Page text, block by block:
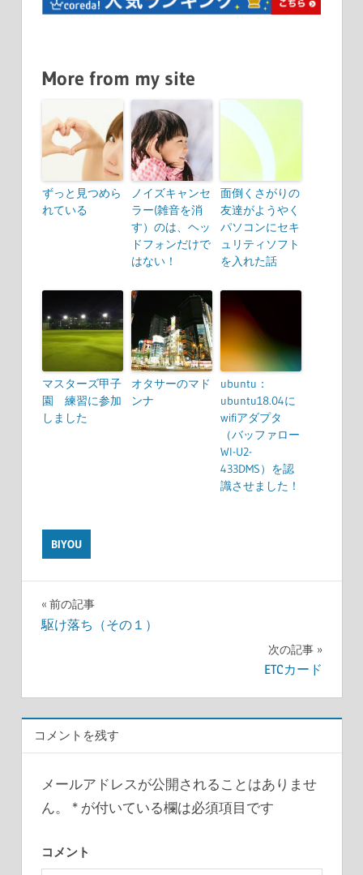
More from my site
ずっと見つめら
れている
ノイズキャンセ
ラー(雑音を消
す）のは、ヘッ
ドフォンだけで
はない！
面倒くさがりの
友達がようやく
パソコンにセキ
ュリティソフト
を入れた話
マスターズ甲子
園 練習に参加
しました
オタサーのマド
ンナ
ubuntu：
ubuntu18.04に
wifiアダプタ
（バッファロー
WI-U2-
433DMS）を認
識させました！
BIYOU
投
ナ
ビ
ゲ
ー
シ
ョ
前の記事
駆け落ち（その１）
次の記事
ETCカード
コメントを残す
メールアドレスが公開されることはありませ
ん。
*が付いている欄は必須項目です
コメント